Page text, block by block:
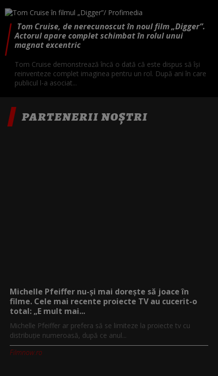
Tom Cruise, de nerecunoscut în noul film „Digger”.
Actorul apare complet schimbat în rolul unui
magnat excentric
Tom Cruise demonstrează încă o dată că este dispus să își
reinventeze complet imaginea pentru un rol. După ani în care
publicul l-a asociat...
PARTENERII NOȘTRI
Michelle Pfeiffer nu-și mai dorește să joace în
filme. Cele mai recente proiecte TV au cucerit-o
total: „E mult mai...
Michelle Pfeiffer ar prefera să se limiteze la proiecte tv cu
distribuție numeroasă, după ce anul...
Filmnow.ro